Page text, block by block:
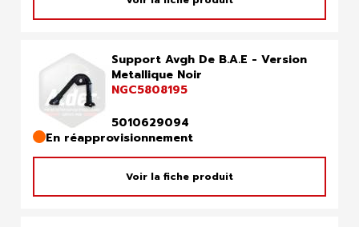
Support Avgh De B.A.E - Version
Metallique Noir
NGC5808195
5010629094
En réapprovisionnement
Voir la fiche produit